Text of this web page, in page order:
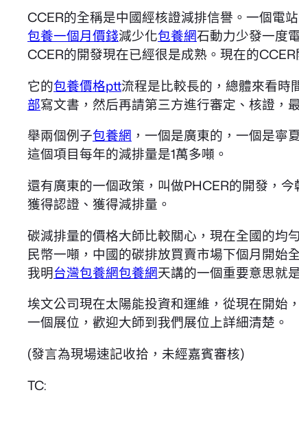
CCER的全稱是中國經核證減排信譽。一個電
包養一個月價錢減少化包養網石動力少發一度
CCER的開發現在已經很是成熟。現在的
它的包養價格ptt流程是比較長的，總體來看時
部寫文書，然后再請第三方進行審定、核證，
舉兩個例子包養網 ，一個是廣東的，一個是寧
這個項目每年的減排量是1萬多噸。
還有廣東的一個政策，叫做PHCER的開發，
獲得認證、獲得減排量。
碳減排量的價格大師比較關心，現在全國的均
民幣一噸，中國的碳排放買賣市場下個月開始
我明台灣包養網包養網天講的一個重要意思就
埃文公司現在太陽能投資和運維，從現在開始
一個展位，歡迎大師到我們展位上詳細清楚。
(發言為現場速記收拾，未經嘉賓審核)
TC: